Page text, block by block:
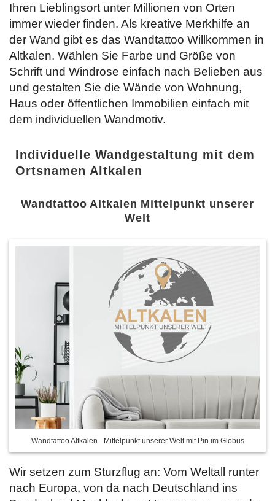
Ihren Lieblingsort unter Millionen von Orten
immer wieder finden. Als kreative Merkhilfe an
der Wand gibt es das Wandtattoo Willkommen in
Altkalen. Wählen Sie Farbe und Größe von
Schrift und Windrose einfach nach Belieben aus
und gestalten Sie die Wände von Wohnung,
Haus oder öffentlichen Immobilien einfach mit
dem individuellen Wandmotiv.
Individuelle Wandgestaltung mit dem
Ortsnamen Altkalen
Wandtattoo Altkalen Mittelpunkt unserer
Welt
Wandtattoo Altkalen - Mittelpunkt unserer Welt mit Pin im Globus
Wir setzen zum Sturzflug an: Vom Weltall runter
nach Europa, von da nach Deutschland ins